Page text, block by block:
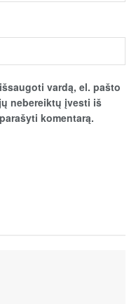
vardą, el. pašto
nebereiktų įvesti iš
komentarą.